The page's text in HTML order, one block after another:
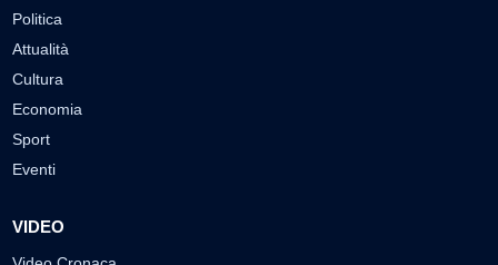
Politica
Attualità
Cultura
Economia
Sport
Eventi
VIDEO